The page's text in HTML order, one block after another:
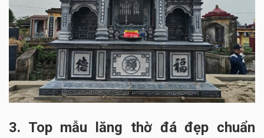
3. Top mẫu lăng thờ đá đẹp chuẩn